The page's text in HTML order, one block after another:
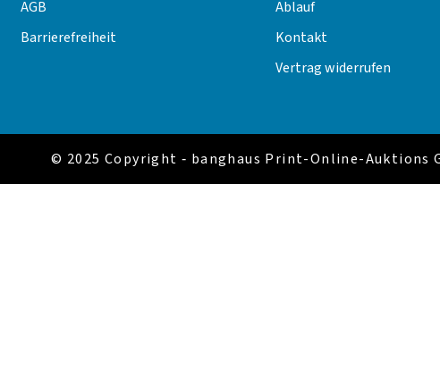
AGB
Barrierefreiheit
Ablauf
Kontakt
Vertrag widerrufen
© 2025 Copyright ‐ banghaus Print-Online-Auktions